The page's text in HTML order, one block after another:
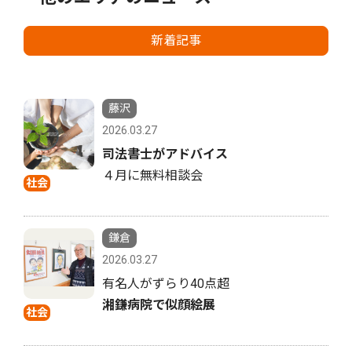
新着記事
社会
藤沢
2026.03.27
司法書士がアドバイス
４月に無料相談会
社会
鎌倉
2026.03.27
有名人がずらり40点超
湘鎌病院で似顔絵展